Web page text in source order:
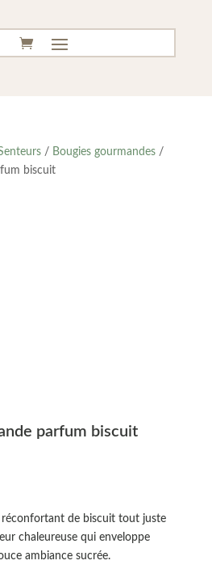
/ Bougies gourmandes/
biscuit
parfum biscuit
de biscuit tout juste
chaleureuse qui enveloppe
ambiance sucrée.